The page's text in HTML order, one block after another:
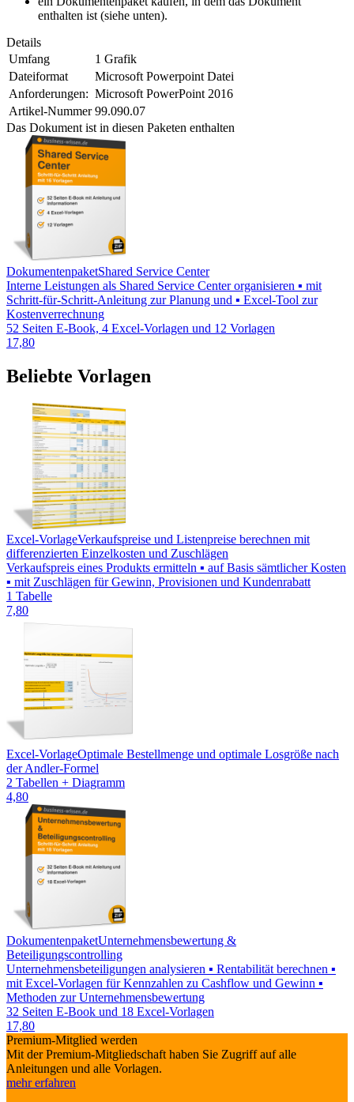
enthalten ist (siehe unten).
Details
Umfang
1 Grafik
Dateiformat
Microsoft Powerpoint Datei
Anforderungen: Microsoft PowerPoint 2016
Artikel-Nummer 99.090.07
Das Dokument ist in diesen Paketen enthalten
DokumentenpaketShared Service Center
Interne Leistungen als Shared Service Center organisieren ▪ mit
Schritt-für-Schritt-Anleitung zur Planung und ▪ Excel-Tool zur
Kostenverrechnung
52 Seiten E-Book, 4 Excel-Vorlagen und 12 Vorlagen
17,80
Beliebte Vorlagen
Excel-VorlageVerkaufspreise und Listenpreise berechnen mit
differenzierten Einzelkosten und Zuschlägen
Verkaufspreis eines Produkts ermitteln ▪ auf Basis sämtlicher Kosten
▪ mit Zuschlägen für Gewinn, Provisionen und Kundenrabatt
1 Tabelle
7,80
Excel-VorlageOptimale Bestellmenge und optimale Losgröße nach
der Andler-Formel
2 Tabellen + Diagramm
4,80
DokumentenpaketUnternehmensbewertung &
Beteiligungscontrolling
Unternehmensbeteiligungen analysieren ▪ Rentabilität berechnen ▪
mit Excel-Vorlagen für Kennzahlen zu Cashflow und Gewinn ▪
Methoden zur Unternehmensbewertung
32 Seiten E-Book und 18 Excel-Vorlagen
17,80
Premium-Mitglied werden
Mit der Premium-Mitgliedschaft haben Sie Zugriff auf alle
Anleitungen und alle Vorlagen.
mehr erfahren